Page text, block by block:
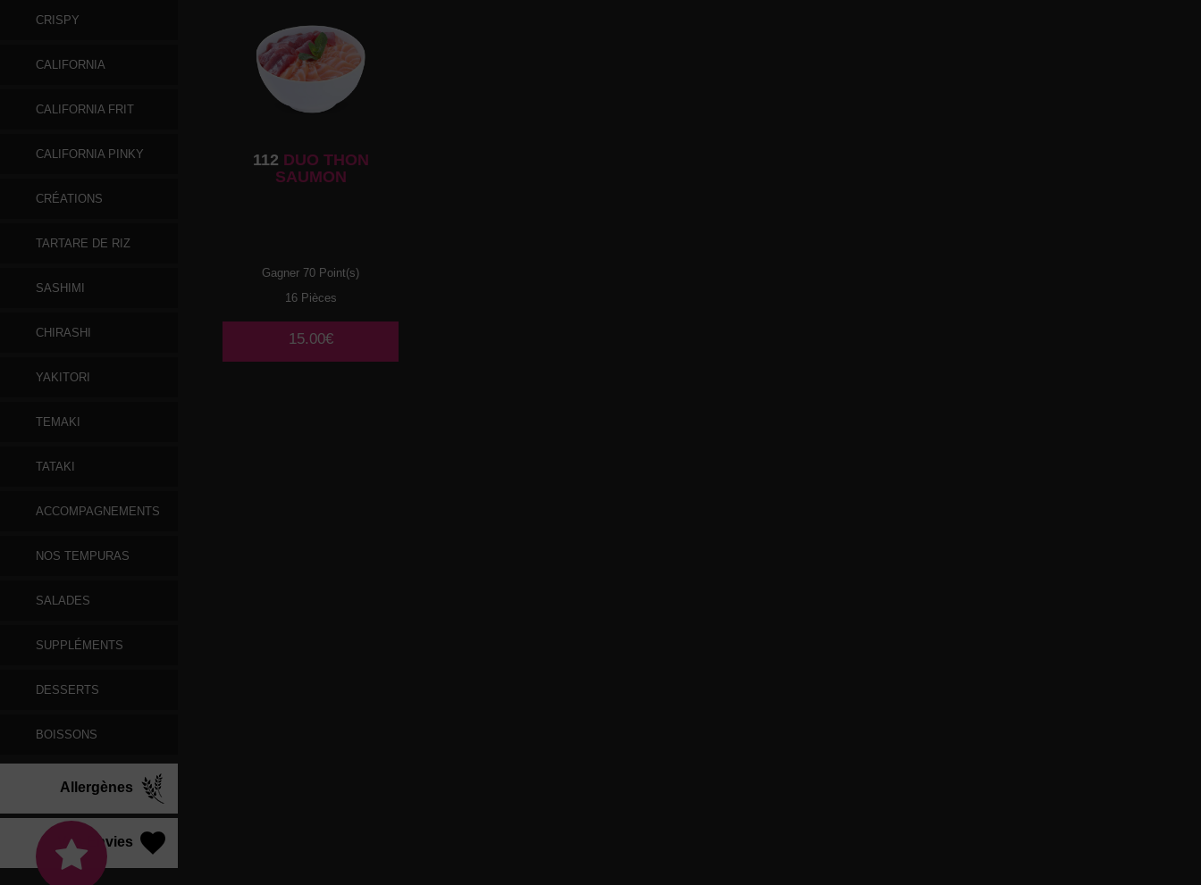
CRISPY
CALIFORNIA
CALIFORNIA FRIT
CALIFORNIA PINKY
CRÉATIONS
TARTARE DE RIZ
SASHIMI
CHIRASHI
YAKITORI
TEMAKI
TATAKI
ACCOMPAGNEMENTS
NOS TEMPURAS
SALADES
SUPPLÉMENTS
DESSERTS
BOISSONS
Allergènes
Vos Envies
112 DUO THON
SAUMON
Gagner 70 Point(s)
16 Pièces
15.00€